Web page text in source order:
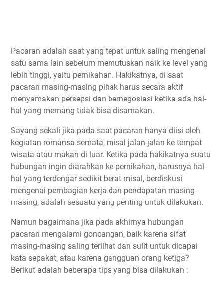
Pacaran adalah saat yang tepat untuk saling mengenal
satu sama lain sebelum memutuskan naik ke level yang
lebih tinggi, yaitu pernikahan. Hakikatnya, di saat
pacaran masing-masing pihak harus secara aktif
menyamakan persepsi dan bernegosiasi ketika ada hal-
hal yang memang tidak bisa disamakan.
Sayang sekali jika pada saat pacaran hanya diisi oleh
kegiatan romansa semata, misal jalan-jalan ke tempat
wisata atau makan di luar. Ketika pada hakikatnya suatu
hubungan ingin diarahkan ke pernikahan, harusnya hal-
hal yang terdengar sedikit berat misal, berdiskusi
mengenai pembagian kerja dan pendapatan masing-
masing, adalah sesuatu yang penting untuk dilakukan.
Namun bagaimana jika pada akhirnya hubungan
pacaran mengalami goncangan, baik karena sifat
masing-masing saling terlihat dan sulit untuk dicapai
kata sepakat, atau karena gangguan orang ketiga?
Berikut adalah beberapa tips yang bisa dilakukan :